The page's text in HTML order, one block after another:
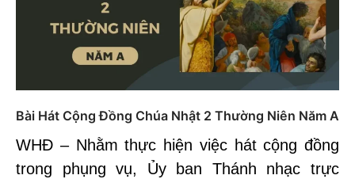
Bài Hát Cộng Đồng Chúa Nhật 2 Thường Niên Năm A
WHĐ – Nhằm thực hiện việc hát cộng đồng
trong phụng vụ, Ủy ban Thánh nhạc trực